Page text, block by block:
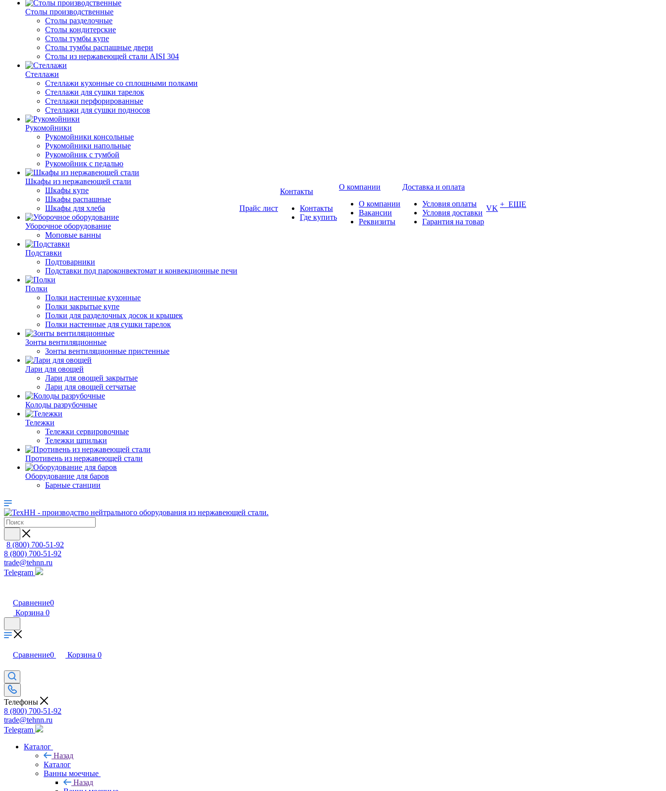
Столы производственные
Столы разделочные
Столы кондитерские
Столы тумбы купе
Столы тумбы распашные двери
Столы из нержавеющей стали AISI 304
Стеллажи
Стеллажи кухонные со сплошными полками
Стеллажи для сушки тарелок
Стеллажи перфорированные
Стеллажи для сушки подносов
Рукомойники
Рукомойники консольные
Рукомойники напольные
Рукомойник с тумбой
Рукомойник с педалью
Шкафы из нержавеющей стали
Шкафы купе
Шкафы распашные
Шкафы для хлеба
Уборочное оборудование
Моповые ванны
Подставки
Подтоварники
Подставки под пароконвектомат и конвекционные печи
Полки
Полки настенные кухонные
Полки закрытые купе
Полки для разделочных досок и крышек
Полки настенные для сушки тарелок
Зонты вентиляционные
Зонты вентиляционные пристенные
Лари для овощей
Лари для овощей закрытые
Лари для овощей сетчатые
Колоды разрубочные
Тележки
Тележки сервировочные
Тележки шпильки
Противень из нержавеющей стали
Оборудование для баров
Барные станции
Прайс лист
Контакты
Контакты
Где купить
О компании
О компании
Вакансии
Реквизиты
Доставка и оплата
Условия оплаты
Условия доставки
Гарантия на товар
VK + ЕЩЕ
8 (800) 700-51-92
8 (800) 700-51-92
trade@tehnn.ru
Telegram
Сравнение0
Корзина 0
Сравнение0 Корзина 0
Телефоны
8 (800) 700-51-92
trade@tehnn.ru
Telegram
Каталог
Назад
Каталог
Ванны моечные
Назад